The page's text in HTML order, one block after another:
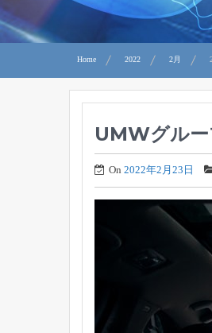
Home 2022 2月
UMWグルー
On 2022年2月23日